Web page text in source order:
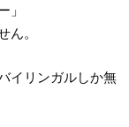
」
ん。
イリンガルしか無